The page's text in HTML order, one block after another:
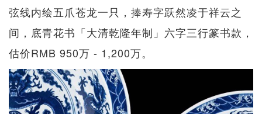
弦线内绘五爪苍龙一只，捧寿字跃然凌于祥云之
间，底青花书「大清乾隆年制」六字三行篆书款，
估价RMB 950万 - 1,200万。